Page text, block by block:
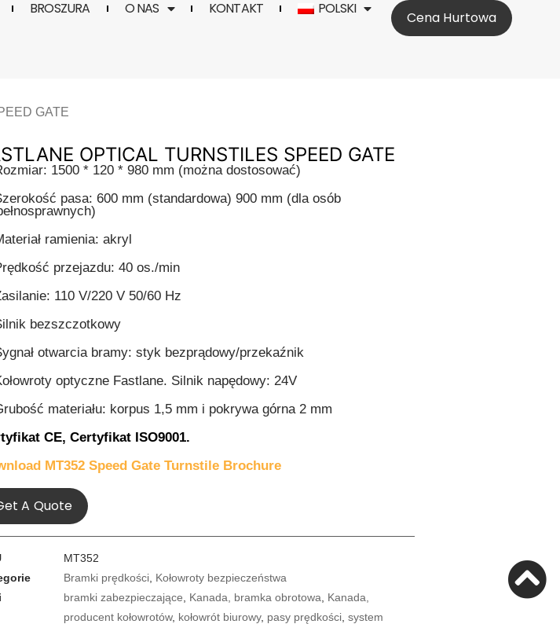
BROSZURA O NAS KONTAKT POLSKI
Cena Hurtowa
GATE
OPTICAL TURNSTILES SPEED GATE
1500 * 120 * 980 mm (można dostosować)
pasa: 600 mm (standardowa) 900 mm (dla osób
ramienia: akryl
przejazdu: 40 os./min
110 V/220 V 50/60 Hz
bezszczotkowy
otwarcia bramy: styk bezprądowy/przekaźnik
optyczne Fastlane. Silnik napędowy: 24V
materiału: korpus 1,5 mm i pokrywa górna 2 mm
CE, Certyfikat ISO9001.
MT352 Speed Gate Turnstile Brochure
A Quote
MT352
Bramki prędkości, Kołowroty bezpieczeństwa
bramki zabezpieczające, Kanada, bramka obrotowa, Kanada,
producent kołowrotów, kołowrót biurowy, pasy prędkości, system